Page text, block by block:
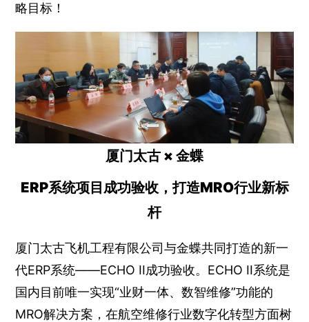
略目标！
厦门太古 × 金蝶
ERP系统项目成功验收，打造MRO行业新标
杆
厦门太古飞机工程有限公司与金蝶共同打造的新一
代ERP系统——ECHO II成功验收。ECHO II系统是
国内目前唯一实现“业财一体、数智维修”功能的
MRO解决方案，在航空维修行业数字化转型方面树